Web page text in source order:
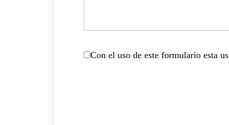
Con el uso de este formulario esta